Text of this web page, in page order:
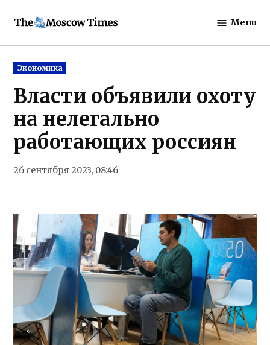
Moscow
Menu
Posted
in
Экономика
Власти объявили охоту
на нелегально
работающих россиян
26 сентября 2023, 08:46